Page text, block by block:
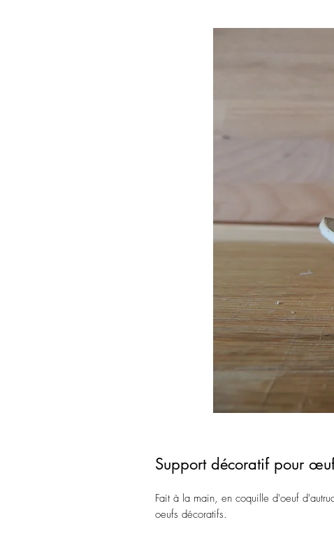
Support décoratif pour
Fait à la main, en coquille d'oeuf
oeufs décoratifs.